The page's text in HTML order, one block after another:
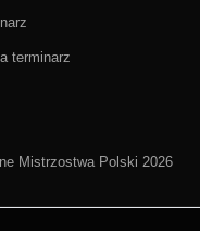
terminarz
Mistrzostwa Polski 2026